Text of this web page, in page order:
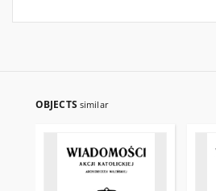
OBJECTS similar